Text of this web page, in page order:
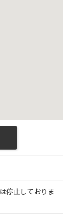
停止しておりま